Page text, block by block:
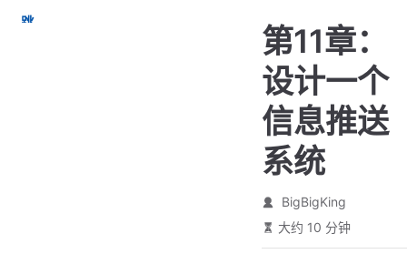
跳
第11章：
设计一个
信息推送
系统
BigBigKing
大约 10 分钟